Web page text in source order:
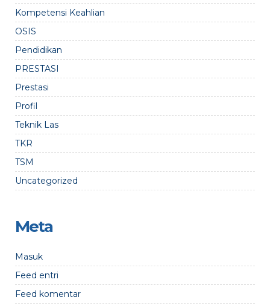
Kompetensi Keahlian
OSIS
Pendidikan
PRESTASI
Prestasi
Profil
Teknik Las
TKR
TSM
Uncategorized
Meta
Masuk
Feed entri
Feed komentar